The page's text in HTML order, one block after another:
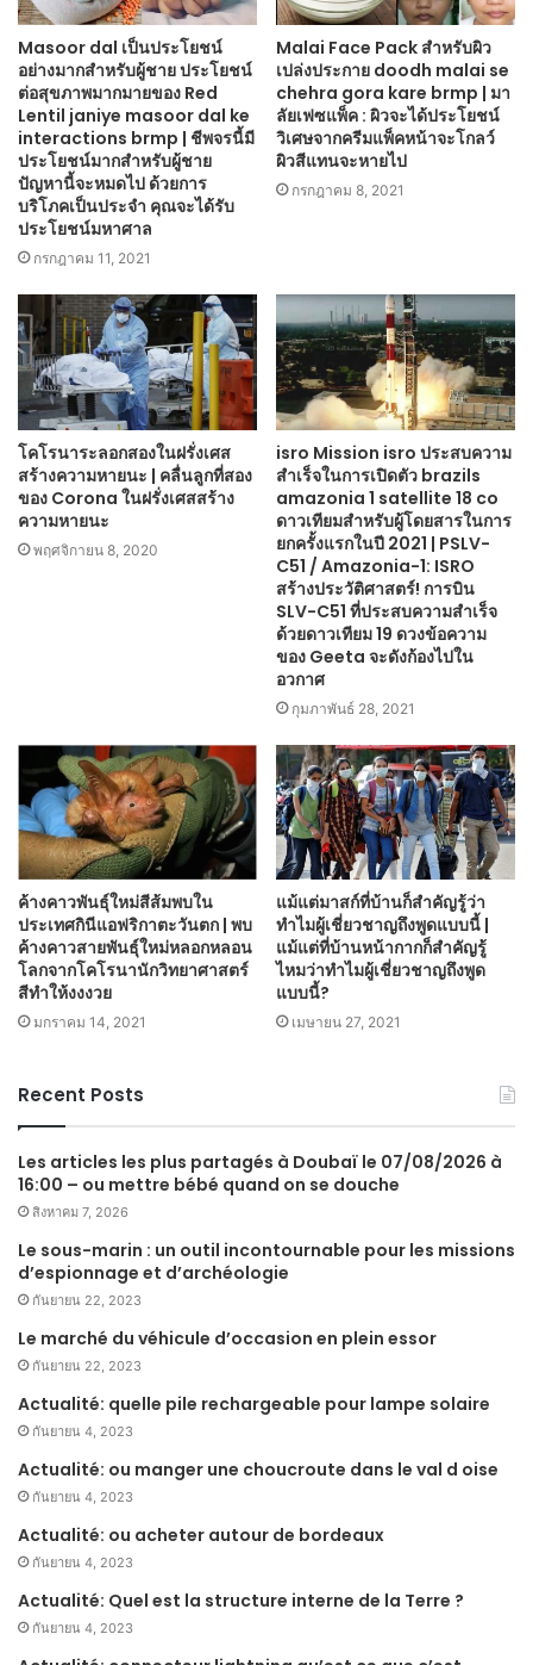
Masoor dal เป็นประโยชน์
อย่างมากสำหรับผู้ชาย ประโยชน์
ต่อสุขภาพมากมายของ Red
Lentil janiye masoor dal ke
interactions brmp | ชีพจรนี้มี
ประโยชน์มากสำหรับผู้ชาย
ปัญหานี้จะหมดไป ด้วยการ
บริโภคเป็นประจำ คุณจะได้รับ
ประโยชน์มหาศาล
กรกฎาคม 11, 2021
Malai Face Pack สำหรับผิว
เปล่งประกาย doodh malai se
chehra gora kare brmp | มา
ลัยเฟซแพ็ค : ผิวจะได้ประโยชน์
วิเศษจากครีมแพ็คหน้าจะโกลว์
ผิวสีแทนจะหายไป
กรกฎาคม 8, 2021
โคโรนาระลอกสองในฝรั่งเศส
สร้างความหายนะ | คลื่นลูกที่สอง
ของ Corona ในฝรั่งเศสสร้าง
ความหายนะ
พฤศจิกายน 8, 2020
isro Mission isro ประสบความ
สำเร็จในการเปิดตัว brazils
amazonia 1 satellite 18 co
ดาวเทียมสำหรับผู้โดยสารในการ
ยกครั้งแรกในปี 2021 | PSLV-
C51 / Amazonia-1: ISRO
สร้างประวัติศาสตร์! การบิน
SLV-C51 ที่ประสบความสำเร็จ
ด้วยดาวเทียม 19 ดวงข้อความ
ของ Geeta จะดังก้องไปใน
อวกาศ
กุมภาพันธ์ 28, 2021
ค้างคาวพันธุ์ใหม่สีส้มพบใน
ประเทศกินีแอฟริกาตะวันตก | พบ
ค้างคาวสายพันธุ์ใหม่หลอกหลอน
โลกจากโคโรนานักวิทยาศาสตร์
สีทำให้งงงวย
มกราคม 14, 2021
แม้แต่มาสก์ที่บ้านก็สำคัญรู้ว่า
ทำไมผู้เชี่ยวชาญถึงพูดแบบนี้ |
แม้แต่ที่บ้านหน้ากากก็สำคัญรู้
ไหมว่าทำไมผู้เชี่ยวชาญถึงพูด
แบบนี้?
เมษายน 27, 2021
Recent Posts
Les articles les plus partagés à Doubaï le 07/08/2026 à
16:00 – ou mettre bébé quand on se douche
สิงหาคม 7, 2026
Le sous-marin : un outil incontournable pour les missions
d’espionnage et d’archéologie
กันยายน 22, 2023
Le marché du véhicule d’occasion en plein essor
กันยายน 22, 2023
Actualité: quelle pile rechargeable pour lampe solaire
กันยายน 4, 2023
Actualité: ou manger une choucroute dans le val d oise
กันยายน 4, 2023
Actualité: ou acheter autour de bordeaux
กันยายน 4, 2023
Actualité: Quel est la structure interne de la Terre ?
กันยายน 4, 2023